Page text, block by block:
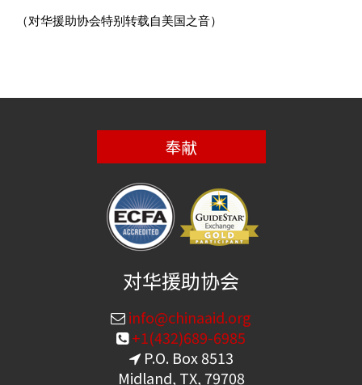
（对华援助协会特别转载自美国之音）
奉献
对华援助协会
info@chinaaid.org
+1(432)689-6985
P.O. Box 8513
Midland, TX, 79708